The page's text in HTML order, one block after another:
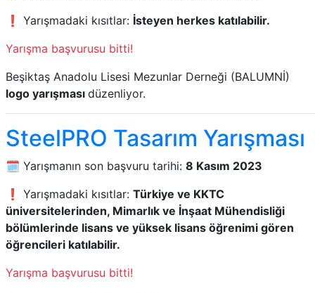
❗ Yarışmadaki kısıtlar: İsteyen herkes katılabilir.
Yarışma başvurusu bitti!
Beşiktaş Anadolu Lisesi Mezunlar Derneği (BALUMNİ)
logo yarışması düzenliyor.
SteelPRO Tasarım Yarışması
🗓️ Yarışmanın son başvuru tarihi: 8 Kasım 2023
❗ Yarışmadaki kısıtlar: Türkiye ve KKTC
üniversitelerinden, Mimarlık ve İnşaat Mühendisliği
bölümlerinde lisans ve yüksek lisans öğrenimi gören
öğrencileri katılabilir.
Yarışma başvurusu bitti!